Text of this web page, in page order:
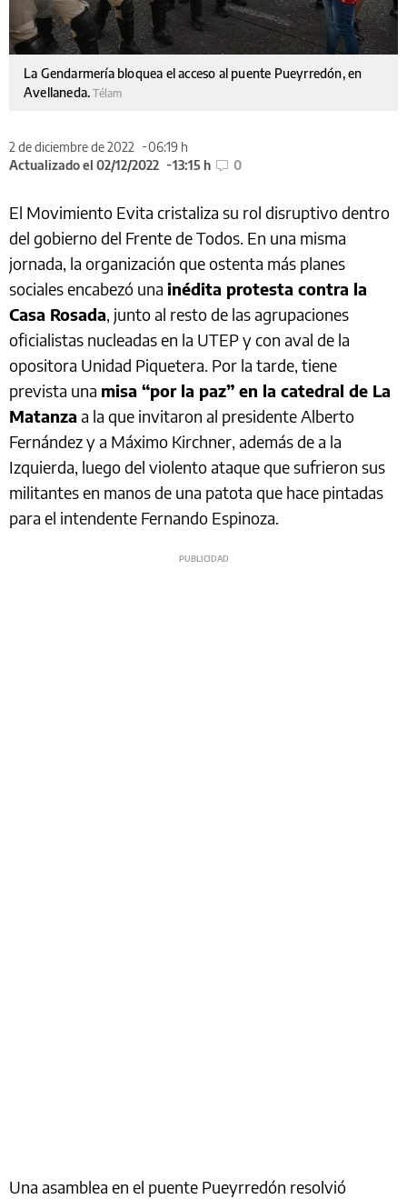
La Gendarmería bloquea el acceso al puente Pueyrredón, en
Avellaneda.Télam
2 de diciembre de 2022
06:19 h
Actualizado el 02/12/2022
13:15 h 0
El Movimiento Evita cristaliza su rol disruptivo dentro
del gobierno del Frente de Todos. En una misma
jornada, la organización que ostenta más planes
sociales encabezó una inédita protesta contra la
Casa Rosada, junto al resto de las agrupaciones
oficialistas nucleadas en la UTEP y con aval de la
opositora Unidad Piquetera. Por la tarde, tiene
prevista una misa “por la paz” en la catedral de La
Matanza a la que invitaron al presidente Alberto
Fernández y a Máximo Kirchner, además de a la
Izquierda, luego del violento ataque que sufrieron sus
militantes en manos de una patota que hace pintadas
para el intendente Fernando Espinoza.
Una asamblea en el puente Pueyrredón resolvió